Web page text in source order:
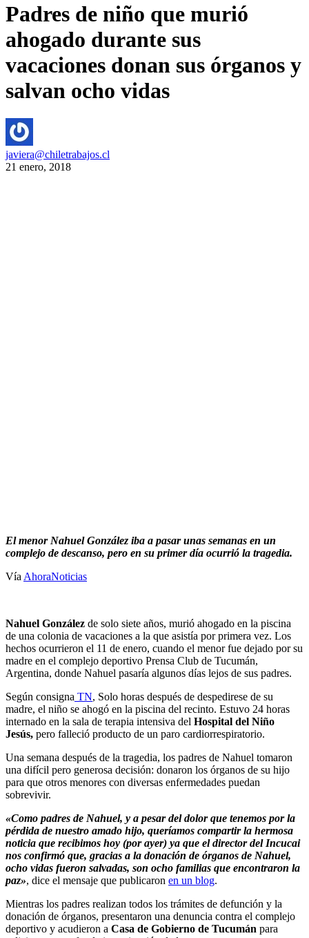
Padres de niño que murió
ahogado durante sus
vacaciones donan sus órganos y
salvan ocho vidas
javiera@chiletrabajos.cl
21 enero, 2018
El menor Nahuel González iba a pasar unas semanas en un
complejo de descanso, pero en su primer día ocurrió la tragedia.
Vía AhoraNoticias
Nahuel González de solo siete años, murió ahogado en la piscina
de una colonia de vacaciones a la que asistía por primera vez. Los
hechos ocurrieron el 11 de enero, cuando el menor fue dejado por su
madre en el complejo deportivo Prensa Club de Tucumán,
Argentina, donde Nahuel pasaría algunos días lejos de sus padres.
Según consigna TN, Solo horas después de despedirese de su
madre, el niño se ahogó en la piscina del recinto. Estuvo 24 horas
internado en la sala de terapia intensiva del Hospital del Niño
Jesús, pero falleció producto de un paro cardiorrespiratorio.
Una semana después de la tragedia, los padres de Nahuel tomaron
una difícil pero generosa decisión: donaron los órganos de su hijo
para que otros menores con diversas enfermedades puedan
sobrevivir.
«Como padres de Nahuel, y a pesar del dolor que tenemos por la
pérdida de nuestro amado hijo, queríamos compartir la hermosa
noticia que recibimos hoy (por ayer) ya que el director del Incucai
nos confirmó que, gracias a la donación de órganos de Nahuel,
ocho vidas fueron salvadas, son ocho familias que encontraron la
paz», dice el mensaje que publicaron en un blog.
Mientras los padres realizan todos los trámites de defunción y la
donación de órganos, presentaron una denuncia contra el complejo
deportivo y acudieron a Casa de Gobierno de Tucumán para